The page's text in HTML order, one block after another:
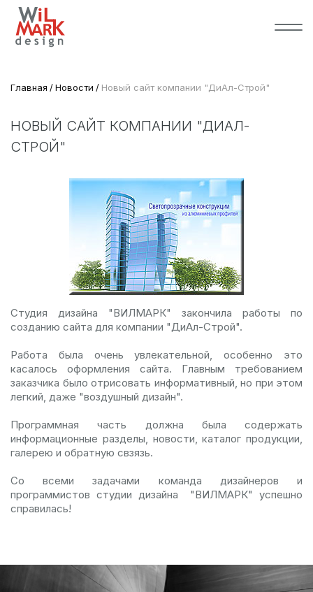
Главная Новости Новый сайт компании "ДиАл-Строй"
НОВЫЙ САЙТ КОМПАНИИ "ДИАЛ-
СТРОЙ"
Студия дизайна "ВИЛМАРК" закончила работы по
созданию сайта для компании "ДиАл-Строй".
Работа была очень увлекательной, особенно это
касалось оформления сайта. Главным требованием
заказчика было отрисовать информативный, но при этом
легкий, даже "воздушный дизайн".
Программная часть должна была содержать
информационные разделы, новости, каталог продукции,
галерею и обратную свзязь.
Со всеми задачами команда дизайнеров и
программистов студии дизайна "ВИЛМАРК" успешно
справилась!